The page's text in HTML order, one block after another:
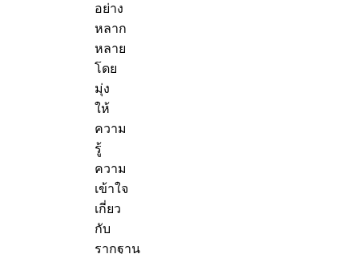
อย่าง
หลาก
หลาย
โดย
มุ่ง
ให้
ความ
รู้
ความ
เข้าใจ
เกี่ยว
กับ
รากฐาน